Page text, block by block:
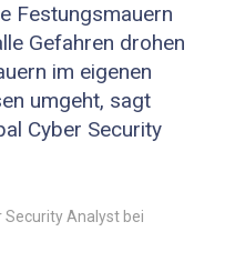
Festungsmauern
­Gefahren ­drohen
im eigenen
umgeht, sagt
­Cyber Security
Security Analyst bei